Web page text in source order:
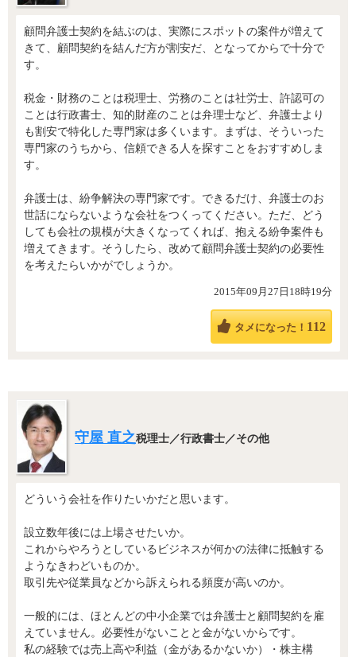
顧問弁護士契約を結ぶのは、実際にスポットの案件が増えて
きて、顧問契約を結んだ方が割安だ、となってからで十分で
す。
税金・財務のことは税理士、労務のことは社労士、許認可の
ことは行政書士、知的財産のことは弁理士など、弁護士より
も割安で特化した専門家は多くいます。まずは、そういった
専門家のうちから、信頼できる人を探すことをおすすめしま
す。
弁護士は、紛争解決の専門家です。できるだけ、弁護士のお
世話にならないような会社をつくってください。ただ、どう
しても会社の規模が大きくなってくれば、抱える紛争案件も
増えてきます。そうしたら、改めて顧問弁護士契約の必要性
を考えたらいかがでしょうか。
2015年09月27日18時19分
タメになった！ 112
守屋 直之税理士／行政書士／その他
どういう会社を作りたいかだと思います。
設立数年後には上場させたいか。
これからやろうとしているビジネスが何かの法律に抵触する
ようなきわどいものか。
取引先や従業員などから訴えられる頻度が高いのか。
一般的には、ほとんどの中小企業では弁護士と顧問契約を雇
えていません。必要性がないことと金がないからです。
私の経験では売上高や利益（金があるかないか）・株主構